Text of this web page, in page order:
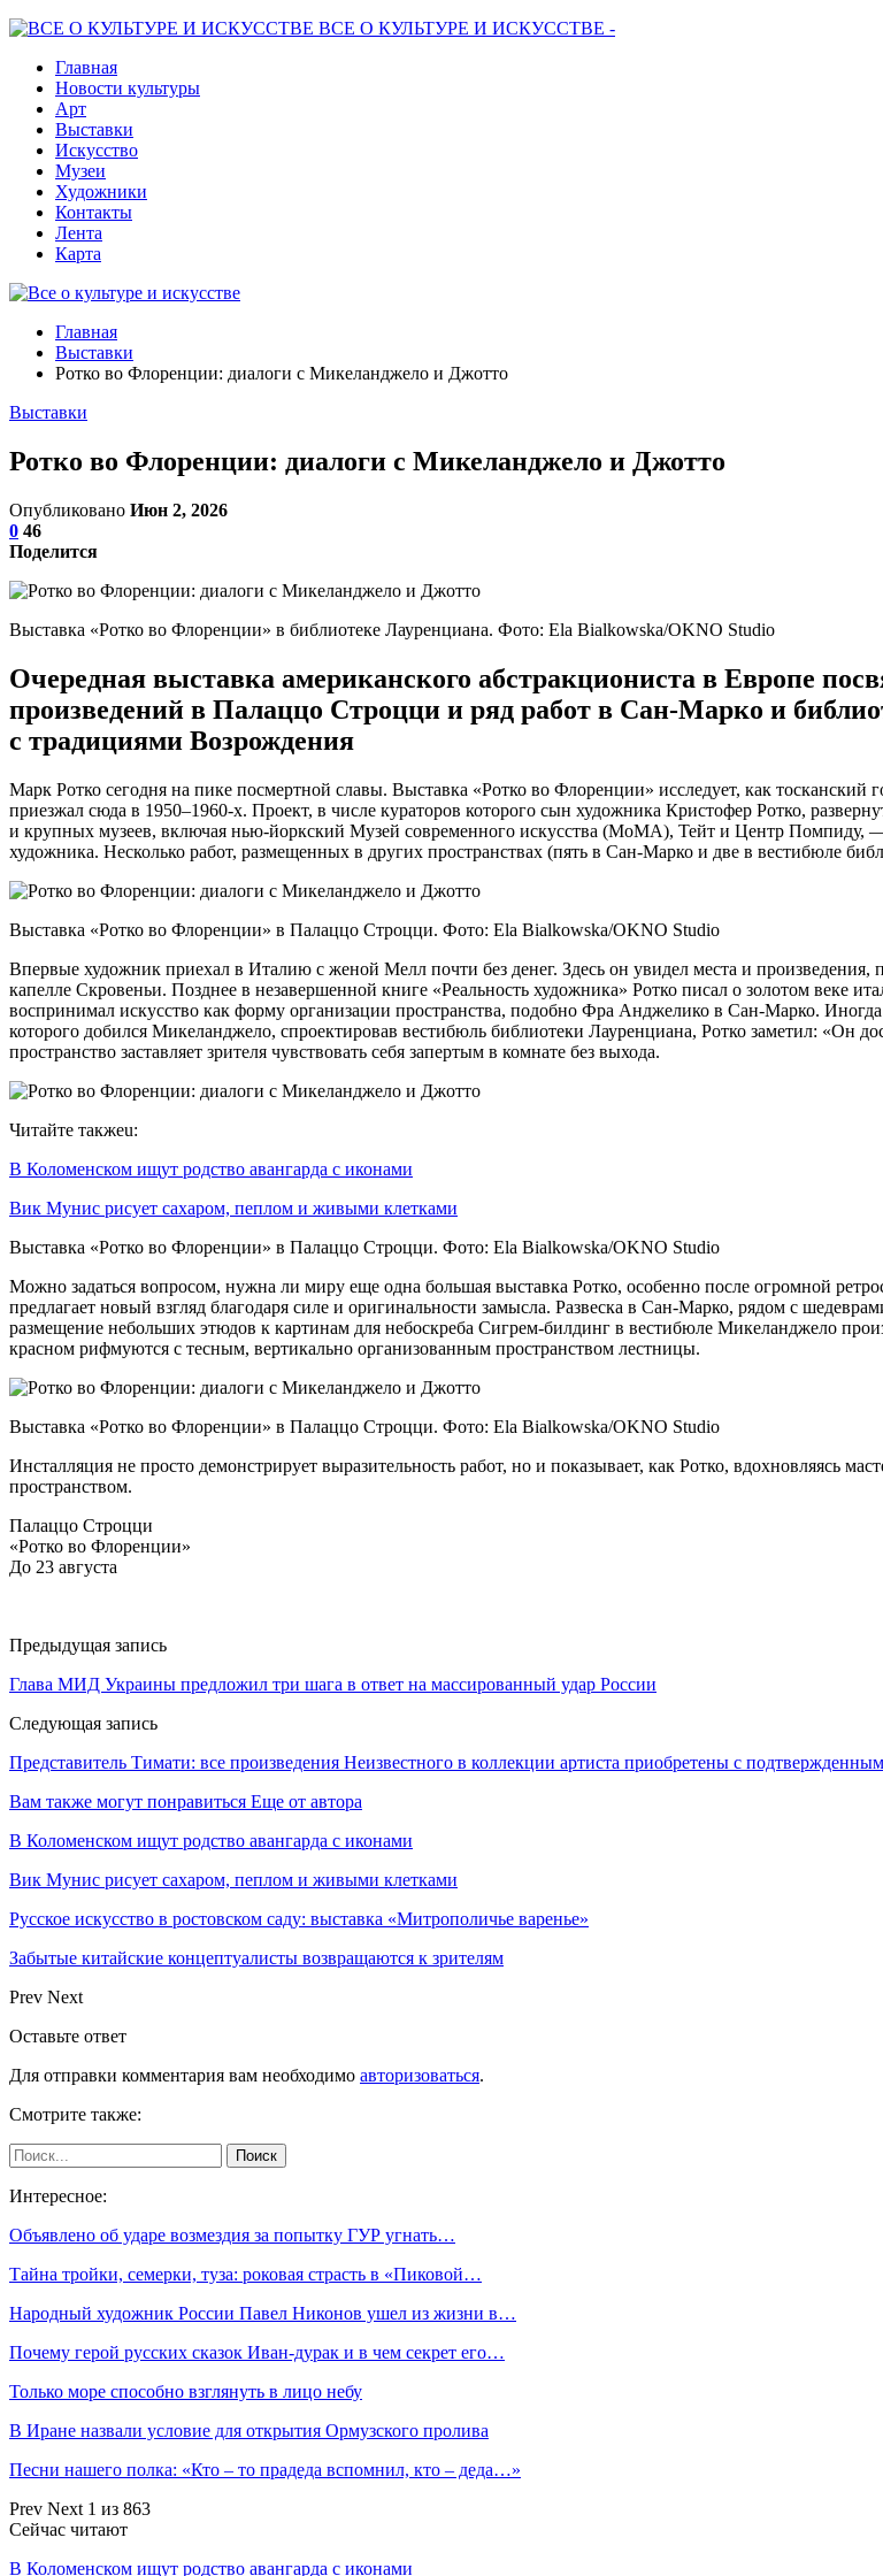
ВСЕ О КУЛЬТУРЕ И ИСКУССТВЕ -
Главная
Новости культуры
Арт
Выставки
Искусство
Музеи
Художники
Контакты
Лента
Карта
Главная
Выставки
Ротко во Флоренции: диалоги с Микеланджело и Джотто
Выставки
Ротко во Флоренции: диалоги с Микеланджело и Джотто
Опубликовано Июн 2, 2026
0 46
Поделится
Выставка «Ротко во Флоренции» в библиотеке Лауренциана. Фото: Ela Bialkowska/OKNO Studio
Очередная выставка американского абстракциониста в Европе
произведений в Палаццо Строцци и ряд работ в Сан‑Марко и
с традициями Возрождения
Марк Ротко сегодня на пике посмертной славы. Выставка «Ротко во Флоренции» исследует, как
приезжал сюда в 1950–1960-х. Проект, в числе кураторов которого сын художника Кристофер Ротко,
и крупных музеев, включая нью-йоркский Музей современного искусства (MoMA), Тейт и Центр Помпиду,
художника. Несколько работ, размещенных в других пространствах (пять в Сан-Марко и две в вестибюле
Выставка «Ротко во Флоренции» в Палаццо Строцци. Фото: Ela Bialkowska/OKNO Studio
Впервые художник приехал в Италию с женой Мелл почти без денег. Здесь он увидел места и
капелле Скровеньи. Позднее в незавершенной книге «Реальность художника» Ротко писал о золотом веке
воспринимал искусство как форму организации пространства, подобно Фра Анджелико в Сан-Марко.
которого добился Микеланджело, спроектировав вестибюль библиотеки Лауренциана, Ротко заметил: «Он
пространство заставляет зрителя чувствовать себя запертым в комнате без выхода.
Читайте такжеu:
В Коломенском ищут родство авангарда с иконами
Вик Мунис рисует сахаром, пеплом и живыми клетками
Выставка «Ротко во Флоренции» в Палаццо Строцци. Фото: Ela Bialkowska/OKNO Studio
Можно задаться вопросом, нужна ли миру еще одна большая выставка Ротко, особенно после огромной
предлагает новый взгляд благодаря силе и оригинальности замысла. Развеска в Сан-Марко, рядом с
размещение небольших этюдов к картинам для небоскреба Сигрем-билдинг в вестибюле Микеланджело
красном рифмуются с тесным, вертикально организованным пространством лестницы.
Выставка «Ротко во Флоренции» в Палаццо Строцци. Фото: Ela Bialkowska/OKNO Studio
Инсталляция не просто демонстрирует выразительность работ, но и показывает, как Ротко, вдохновляясь
пространством.
Палаццо Строцци
«Ротко во Флоренции»
До 23 августа
Предыдущая запись
Глава МИД Украины предложил три шага в ответ на массированный удар России
Следующая запись
Представитель Тимати: все произведения Неизвестного в коллекции артиста приобретены с
Вам также могут понравиться Еще от автора
В Коломенском ищут родство авангарда с иконами
Вик Мунис рисует сахаром, пеплом и живыми клетками
Русское искусство в ростовском саду: выставка «Митрополичье варенье»
Забытые китайские концептуалисты возвращаются к зрителям
Prev Next
Оставьте ответ
Для отправки комментария вам необходимо авторизоваться.
Смотрите также:
Интересное:
Объявлено об ударе возмездия за попытку ГУР угнать…
Тайна тройки, семерки, туза: роковая страсть в «Пиковой…
Народный художник России Павел Никонов ушел из жизни в…
Почему герой русских сказок Иван-дурак и в чем секрет его…
Только море способно взглянуть в лицо небу
В Иране назвали условие для открытия Ормузского пролива
Песни нашего полка: «Кто – то прадеда вспомнил, кто – деда…»
Prev Next 1 из 863
Сейчас читают
В Коломенском ищут родство авангарда с иконами